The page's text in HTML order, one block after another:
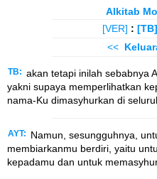
Alkitab
[VER] : [TB]
<<
TB: akan tetapi inilah sebabnya
yakni supaya memperlihatkan
nama-Ku dimasyhurkan di
AYT:
Namun, sesungguhnya,
membiarkanmu berdiri, yaitu
kepadamu dan untuk